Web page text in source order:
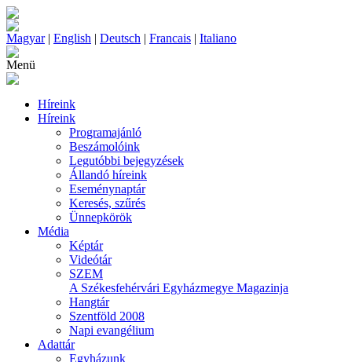
Magyar| English | Deutsch | Francais | Italiano
Menü
Híreink
Híreink
Programajánló
Beszámolóink
Legutóbbi bejegyzések
Állandó híreink
Eseménynaptár
Keresés, szűrés
Ünnepkörök
Média
Képtár
Videótár
SZEM
A Székesfehérvári Egyházmegye Magazinja
Hangtár
Szentföld 2008
Napi evangélium
Adattár
Egyházunk